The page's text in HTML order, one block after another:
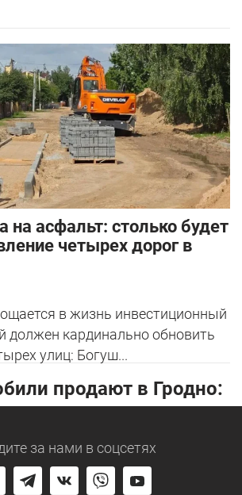
на асфальт: столько будет
четырех дорог в
в жизнь инвестиционный
должен кардинально обновить
улиц: Богуш...
продают в Гродно:
за нами в соцсетях